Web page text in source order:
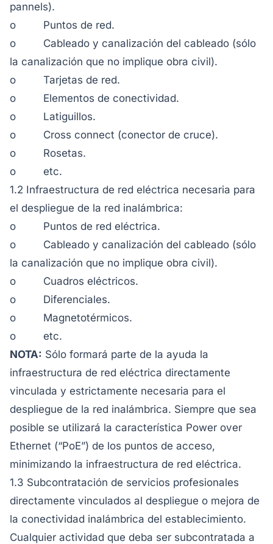
pannels).
o Puntos de red.
o Cableado y canalización del cableado (sólo
la canalización que no implique obra civil).
o Tarjetas de red.
o Elementos de conectividad.
o Latiguillos.
o Cross connect (conector de cruce).
o Rosetas.
o etc.
1.2 Infraestructura de red eléctrica necesaria para
el despliegue de la red inalámbrica:
o Puntos de red eléctrica.
o Cableado y canalización del cableado (sólo
la canalización que no implique obra civil).
o Cuadros eléctricos.
o Diferenciales.
o Magnetotérmicos.
o etc.
NOTA: Sólo formará parte de la ayuda la
infraestructura de red eléctrica directamente
vinculada y estrictamente necesaria para el
despliegue de la red inalámbrica. Siempre que sea
posible se utilizará la característica Power over
Ethernet (“PoE”) de los puntos de acceso,
minimizando la infraestructura de red eléctrica.
1.3 Subcontratación de servicios profesionales
directamente vinculados al despliegue o mejora de
la conectividad inalámbrica del establecimiento.
Cualquier actividad que deba ser subcontratada a